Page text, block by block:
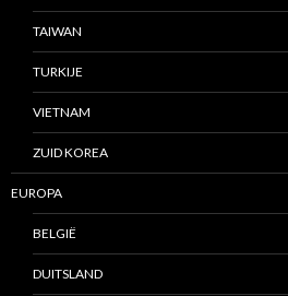
TAIWAN
TURKIJE
VIETNAM
ZUID KOREA
EUROPA
BELGIË
DUITSLAND